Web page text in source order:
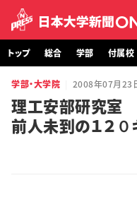
トップ
総合
トップ 総合 学部 付属校
学部・大学院 2008年07月23
理工安部研究室
前人未到の１２